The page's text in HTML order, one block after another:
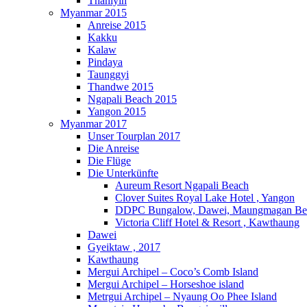
Myanmar 2015
Anreise 2015
Kakku
Kalaw
Pindaya
Taunggyi
Thandwe 2015
Ngapali Beach 2015
Yangon 2015
Myanmar 2017
Unser Tourplan 2017
Die Anreise
Die Flüge
Die Unterkünfte
Aureum Resort Ngapali Beach
Clover Suites Royal Lake Hotel , Yangon
DDPC Bungalow, Dawei, Maungmagan
Victoria Cliff Hotel & Resort , Kawthaung
Dawei
Gyeiktaw , 2017
Kawthaung
Mergui Archipel – Coco’s Comb Island
Mergui Archipel – Horseshoe island
Metrgui Archipel – Nyaung Oo Phee Island